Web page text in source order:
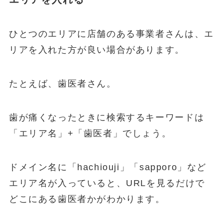
ひとつのエリアに店舗のある事業者さんは、エ
リアを入れた方が良い場合があります。
たとえば、歯医者さん。
歯が痛くなったときに検索するキーワードは
「エリア名」+「歯医者」でしょう。
ドメイン名に「hachiouji」「sapporo」など
エリア名が入っていると、URLを見るだけで
どこにある歯医者かがわかります。